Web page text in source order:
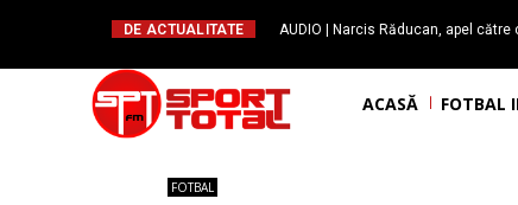
DE ACTUALITATE
AUDIO | Narcis Răducan, apel
ACASĂ FOTBAL
FOTBAL